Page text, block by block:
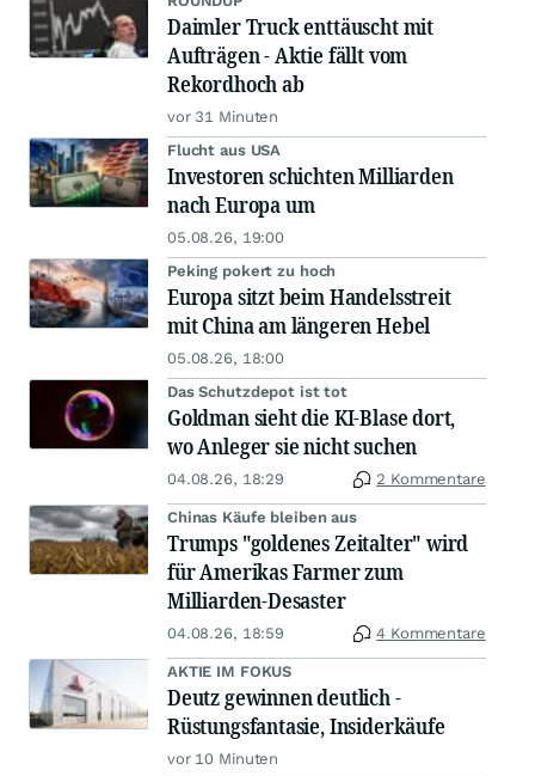
Daimler Truck enttäuscht mit
Aufträgen - Aktie fällt vom
Rekordhoch ab
vor 31 Minuten
Flucht aus USA
Investoren schichten Milliarden
nach Europa um
05.08.26, 19:00
Peking pokert zu hoch
Europa sitzt beim Handelsstreit
mit China am längeren Hebel
05.08.26, 18:00
Das Schutzdepot ist tot
Goldman sieht die KI-Blase dort,
wo Anleger sie nicht suchen
04.08.26, 18:29 2 Kommentare
Chinas Käufe bleiben aus
Trumps "goldenes Zeitalter" wird
für Amerikas Farmer zum
Milliarden-Desaster
04.08.26, 18:59 4 Kommentare
AKTIE IM FOKUS
Deutz gewinnen deutlich -
Rüstungsfantasie, Insiderkäufe
vor 10 Minuten